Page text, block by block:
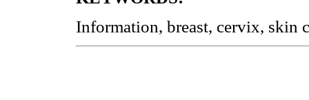
Information, breast, cervix, skin